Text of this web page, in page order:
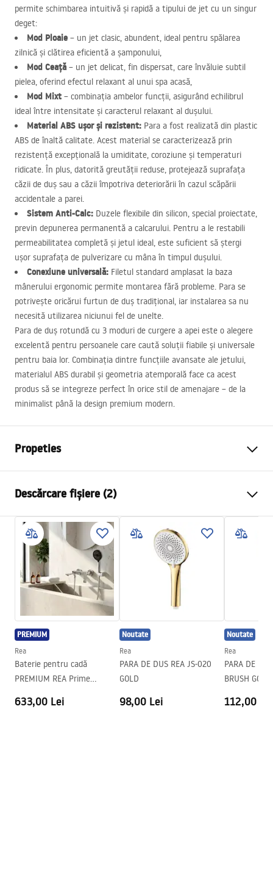
permite schimbarea intuitivă și rapidă a tipului de jet cu un singur
deget:
Mod Ploaie – un jet clasic, abundent, ideal pentru spălarea
zilnică și clătirea eficientă a șamponului,
Mod Ceață – un jet delicat, fin dispersat, care învăluie subtil
pielea, oferind efectul relaxant al unui spa acasă,
Mod Mixt – combinația ambelor funcții, asigurând echilibrul
ideal între intensitate și caracterul relaxant al dușului.
Material ABS ușor și rezistent: Para a fost realizată din plastic
ABS de înaltă calitate. Acest material se caracterizează prin
rezistență excepțională la umiditate, coroziune și temperaturi
ridicate. În plus, datorită greutății reduse, protejează suprafața
căzii de duș sau a căzii împotriva deteriorării în cazul scăpării
accidentale a parei.
Sistem Anti-Calc: Duzele flexibile din silicon, special proiectate,
previn depunerea permanentă a calcarului. Pentru a le restabili
permeabilitatea completă și jetul ideal, este suficient să ștergi
ușor suprafața de pulverizare cu mâna în timpul dușului.
Conexiune universală: Filetul standard amplasat la baza
mânerului ergonomic permite montarea fără probleme. Para se
potrivește oricărui furtun de duș tradițional, iar instalarea sa nu
necesită utilizarea niciunui fel de unelte.
Para de duș rotundă cu 3 moduri de curgere a apei este o alegere
excelentă pentru persoanele care caută soluții fiabile și universale
pentru baia lor. Combinația dintre funcțiile avansate ale jetului,
materialul ABS durabil și geometria atemporală face ca acest
produs să se integreze perfect în orice stil de amenajare – de la
minimalist până la design premium modern.
Propeties
Material
Metodă de montaj
Cu șuruburi
Latime
110mm
Inalime
mm
Garantie
Descărcare fișiere (2)
Pielęgnacja
Pielęgnacja.pdf
Condiții de garanție
Warranty_Terms_and_Conditions_Accessories_-_24.pdf
PREMIUM
Rea
Baterie pentru cadă
PREMIUM REA Prime
633,00 Lei
Noutate
Rea
PARA DE DUS REA JS-020
GOLD
98,00 Lei
Noutate
Rea
PARA DE
BRUSH GOLD
112,00 Lei